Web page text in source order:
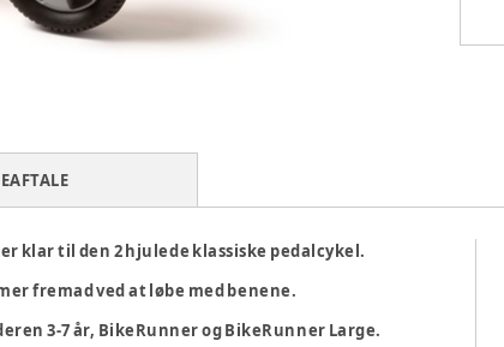
klar til den 2 hjulede klassiske pedalcykel.
fremad ved at løbe med benene.
3-7 år, BikeRunner og BikeRunner Large.